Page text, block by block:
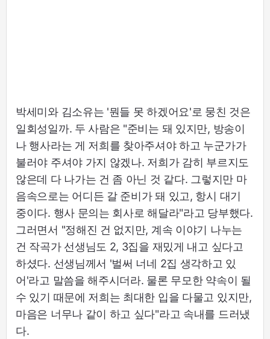
박세미와 김소유는 '뭔들 못 하겠어요'로 뭉친 것은
일회성일까. 두 사람은 "준비는 돼 있지만, 방송이
나 행사라는 게 저희를 찾아주셔야 하고 누군가가
불러야 주셔야 가지 않겠나. 저희가 감히 부르지도
않은데 다 나가는 건 좀 아닌 것 같다. 그렇지만 마
음속으로는 어디든 갈 준비가 돼 있고, 항시 대기
중이다. 행사 문의는 회사로 해달라"라고 당부했다.
그러면서 "정해진 건 없지만, 계속 이야기 나누는
건 작곡가 선생님도 2, 3집을 재밌게 내고 싶다고
하셨다. 선생님께서 '벌써 너네 2집 생각하고 있
어'라고 말씀을 해주시더라. 물론 무모한 약속이 될
수 있기 때문에 저희는 최대한 입을 다물고 있지만,
마음은 너무나 같이 하고 싶다"라고 속내를 드러냈
다.